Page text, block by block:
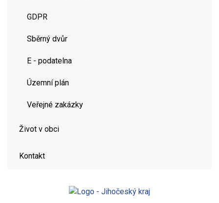
GDPR
Sběrný dvůr
E - podatelna
Územní plán
Veřejné zakázky
Život v obci
Kontakt